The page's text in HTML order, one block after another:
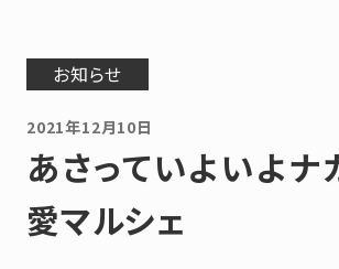
お知らせ
2021年12月10日
あさっていよいよ
愛マルシェ